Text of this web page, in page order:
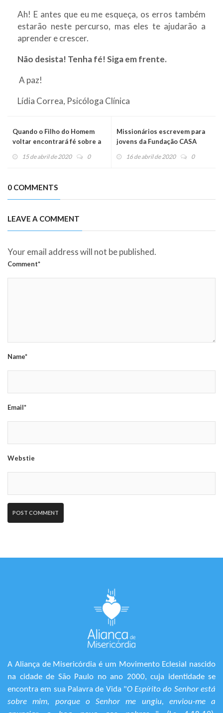
Ah! E antes que eu me esqueça, os erros também
estarão neste percurso, mas eles te ajudarão a
aprender e crescer.
Não desista! Tenha fé! Siga em frente.
A paz!
Lídia Correa, Psicóloga Clínica
Quando o Filho do Homem
voltar encontrará fé sobre a
15 de abril de 2020 0
Missionários escrevem para
jovens da Fundação CASA
16 de abril de 2020 0
0 COMMENTS
LEAVE A COMMENT
Your email address will not be published.
Comment*
Name*
Email*
Webstie
A Aliança de Misericórdia é um Movimento Eclesial nascido
na cidade de São Paulo no ano 2000, cuja identidade se
encontra em sua Palavra de Vida "O Espírito do Senhor está
sobre mim, porque o Senhor me ungiu, enviou-me a